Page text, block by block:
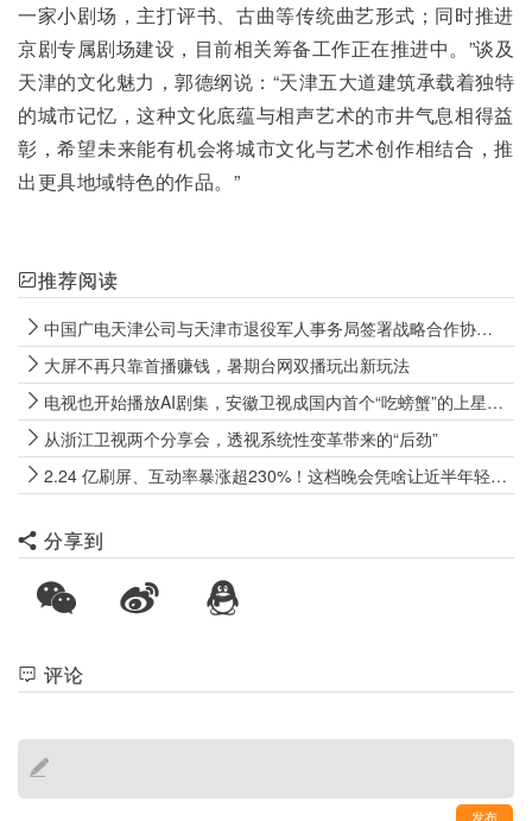
一家小剧场，主打评书、古曲等传统曲艺形式；同时推进
京剧专属剧场建设，目前相关筹备工作正在推进中。”谈及
天津的文化魅力，郭德纲说：“天津五大道建筑承载着独特
的城市记忆，这种文化底蕴与相声艺术的市井气息相得益
彰，希望未来能有机会将城市文化与艺术创作相结合，推
出更具地域特色的作品。”
推荐阅读
中国广电天津公司与天津市退役军人事务局签署战略合作协议，以“智慧广电+融合服务”全方位融入社会化拥军阵营
大屏不再只靠首播赚钱，暑期台网双播玩出新玩法
电视也开始播放AI剧集，安徽卫视成国内首个“吃螃蟹”的上星卫视
从浙江卫视两个分享会，透视系统性变革带来的“后劲”
2.24 亿刷屏、互动率暴涨超230%！这档晚会凭啥让近半年轻人上头？
分享到
评论
发布